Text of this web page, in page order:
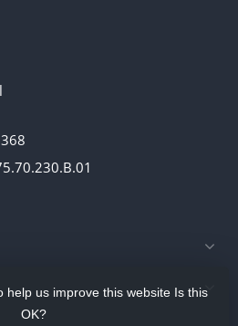
help us improve this website Is this
OK?